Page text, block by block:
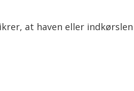
at haven eller